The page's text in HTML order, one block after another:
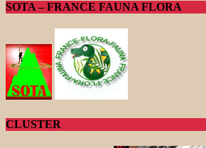
SOTA – FRANCE FAUNA FLORA
CLUSTER